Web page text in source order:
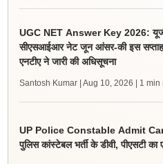
UGC NET Answer Key 2026:
सीएसआईआर नेट जून आंसर-की इस सप्ताह
एनटीए ने जारी की अधिसूचना
Santosh Kumar | Aug 10, 2026 | 1
UP Police Constable Admit
पुलिस कांस्टेबल भर्ती के डीवी, पीएसटी का